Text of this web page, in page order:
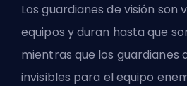
Los guardianes de visión son
equipos y duran hasta que
mientras que los guardianes
invisibles para el equipo